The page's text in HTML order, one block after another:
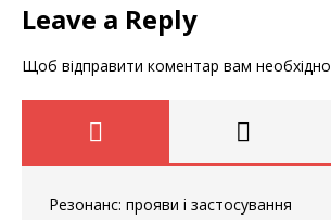
Leave a Reply
Щоб відправити коментар вам необхідно
Резонанс: прояви і застосування